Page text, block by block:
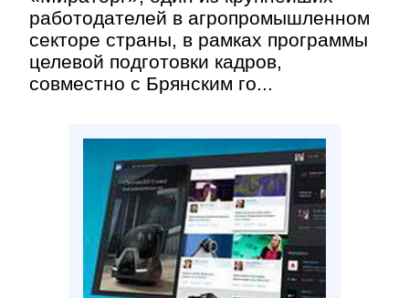
работодателей в агропромышленном
секторе страны, в рамках программы
целевой подготовки кадров,
совместно с Брянским го...